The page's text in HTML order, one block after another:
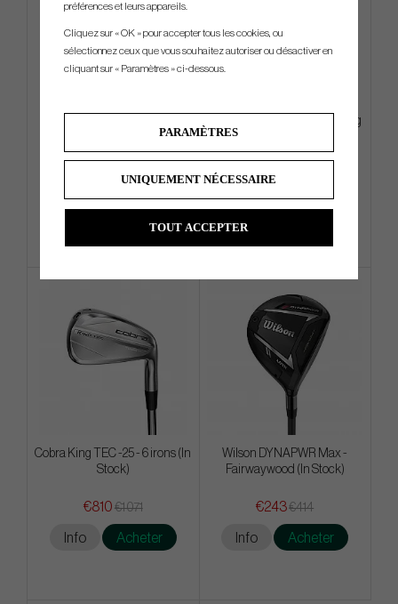
€54
Info Acheter
PXG Deluxe Carry - Stand Bag
€269
Info Acheter
Cobra King TEC -25 - 6 irons (In
Stock)
€810 €1 071
Info Acheter
Wilson DYNAPWR Max -
Fairwaywood (In Stock)
€243€414
Info Acheter
préférences et leurs appareils.
Cliquez sur « OK » pour accepter tous les cookies, ou
sélectionnez ceux que vous souhaitez autoriser ou désactiver en
cliquant sur « Paramètres » ci-dessous.
PARAMÈTRES
UNIQUEMENT NÉCESSAIRE
TOUT ACCEPTER